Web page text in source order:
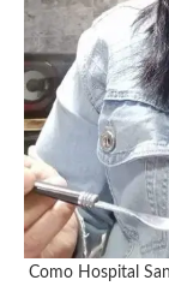
Como Hospital